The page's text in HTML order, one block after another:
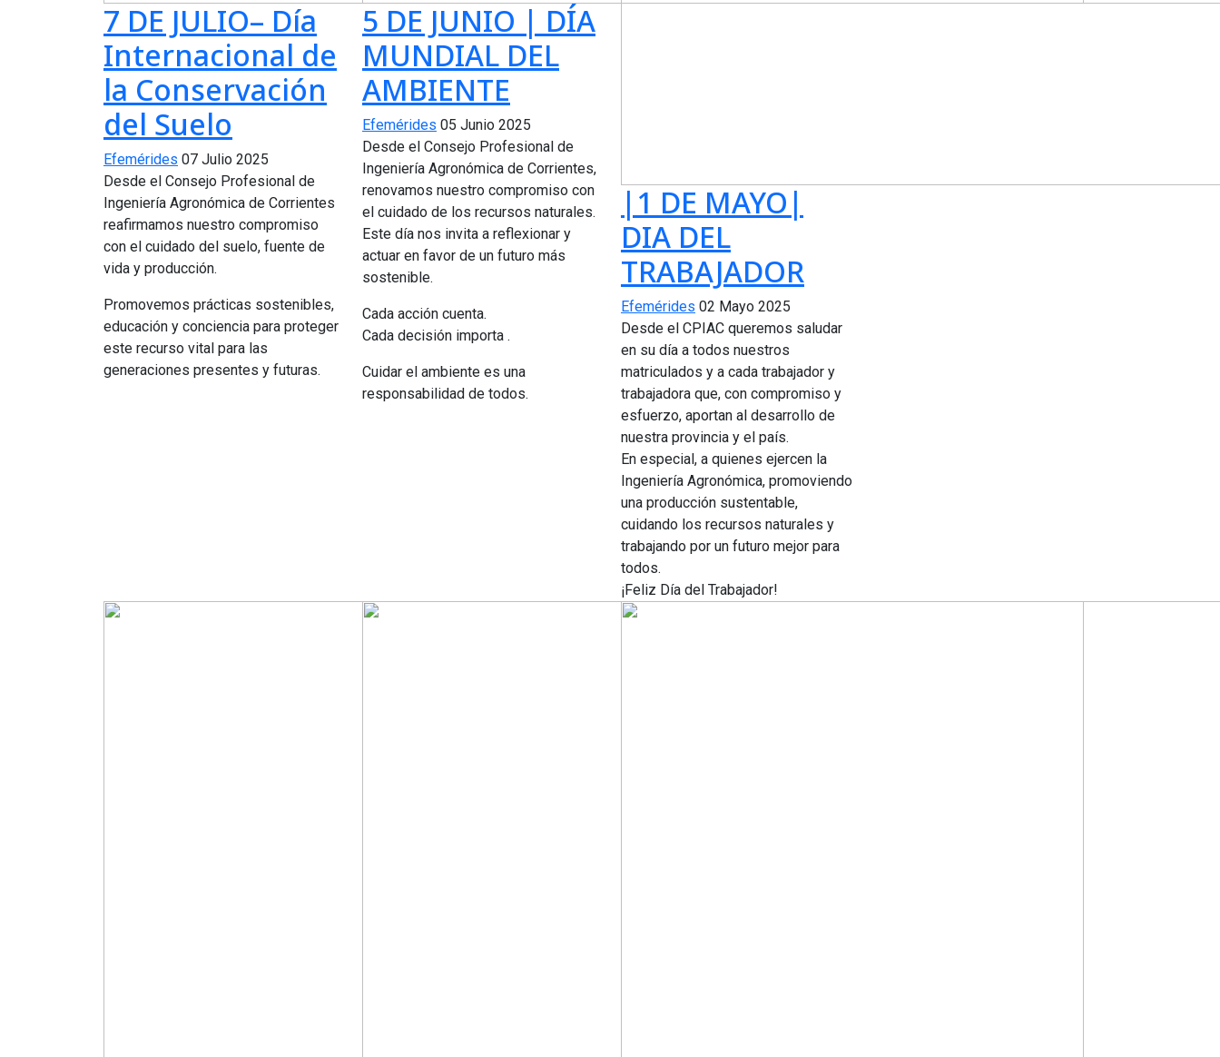
7 DE JULIO– Día
Internacional de
la Conservación
del Suelo
Efemérides 07 Julio 2025
Desde el Consejo Profesional de
Ingeniería Agronómica de Corrientes
reafirmamos nuestro compromiso
con el cuidado del suelo, fuente de
vida y producción.
Promovemos prácticas sostenibles,
educación y conciencia para proteger
este recurso vital para las
generaciones presentes y futuras.
5 DE JUNIO | DÍA
MUNDIAL DEL
AMBIENTE
Efemérides 05 Junio 2025
Desde el Consejo Profesional de
Ingeniería Agronómica de Corrientes,
renovamos nuestro compromiso con
el cuidado de los recursos naturales.
Este día nos invita a reflexionar y
actuar en favor de un futuro más
sostenible.
Cada acción cuenta.
Cada decisión importa .
Cuidar el ambiente es una
responsabilidad de todos.
|1 DE MAYO|
DIA DEL
TRABAJADOR
Efemérides 02 Mayo 2025
Desde el CPIAC queremos saludar
en su día a todos nuestros
matriculados y a cada trabajador y
trabajadora que, con compromiso y
esfuerzo, aportan al desarrollo de
nuestra provincia y el país.
En especial, a quienes ejercen la
Ingeniería Agronómica, promoviendo
una producción sustentable,
cuidando los recursos naturales y
trabajando por un futuro mejor para
todos.
¡Feliz Día del Trabajador!